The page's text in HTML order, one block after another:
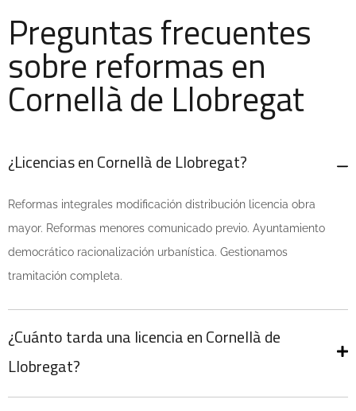
Preguntas frecuentes
sobre reformas en
Cornellà de Llobregat
¿Licencias en Cornellà de Llobregat?
Reformas integrales modificación distribución licencia obra
mayor. Reformas menores comunicado previo. Ayuntamiento
democrático racionalización urbanística. Gestionamos
tramitación completa.
¿Cuánto tarda una licencia en Cornellà de
Llobregat?